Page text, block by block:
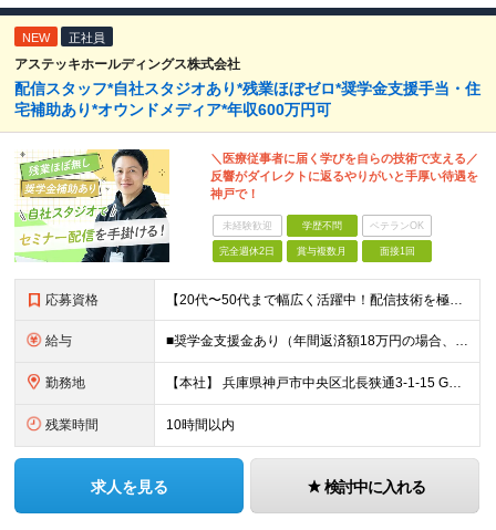
NEW 正社員
アステッキホールディングス株式会社
配信スタッフ*自社スタジオあり*残業ほぼゼロ*奨学金支援手当・住
宅補助あり*オウンドメディア*年収600万円可
＼医療従事者に届く学びを自らの技術で支える／
反響がダイレクトに返るやりがいと手厚い待遇を
神戸で！
未経験歓迎 学歴不問 ベテランOK
完全週休2日 賞与複数月 面接1回
応募資格 【20代〜50代まで幅広く活躍中！配信技術を極めたい方】 ★周囲と円滑なコミュニケーションを取り、前向きに改善提案ができる方を歓迎します！ ◆学歴不問 ◆企業・スタジオ等でのライブ配信（Zoom/Y
給与 ■奨学金支援金あり（年間返済額18万円の場合、全額補助） ■住宅手当（1～2.5万円）＋資格取得補助あり ＼想定年収400万〜600万円／ 月給27万〜40万円＋各種手当 ※スキル・経験・前職給与
勤務地 【本社】 兵庫県神戸市中央区北長狭通3-1-15 Gビル神戸三宮3F ※転勤はありません ※(変更の範囲)上記を除く当社関連勤務地
残業時間 10時間以内
求人を見る 検討中に入れる